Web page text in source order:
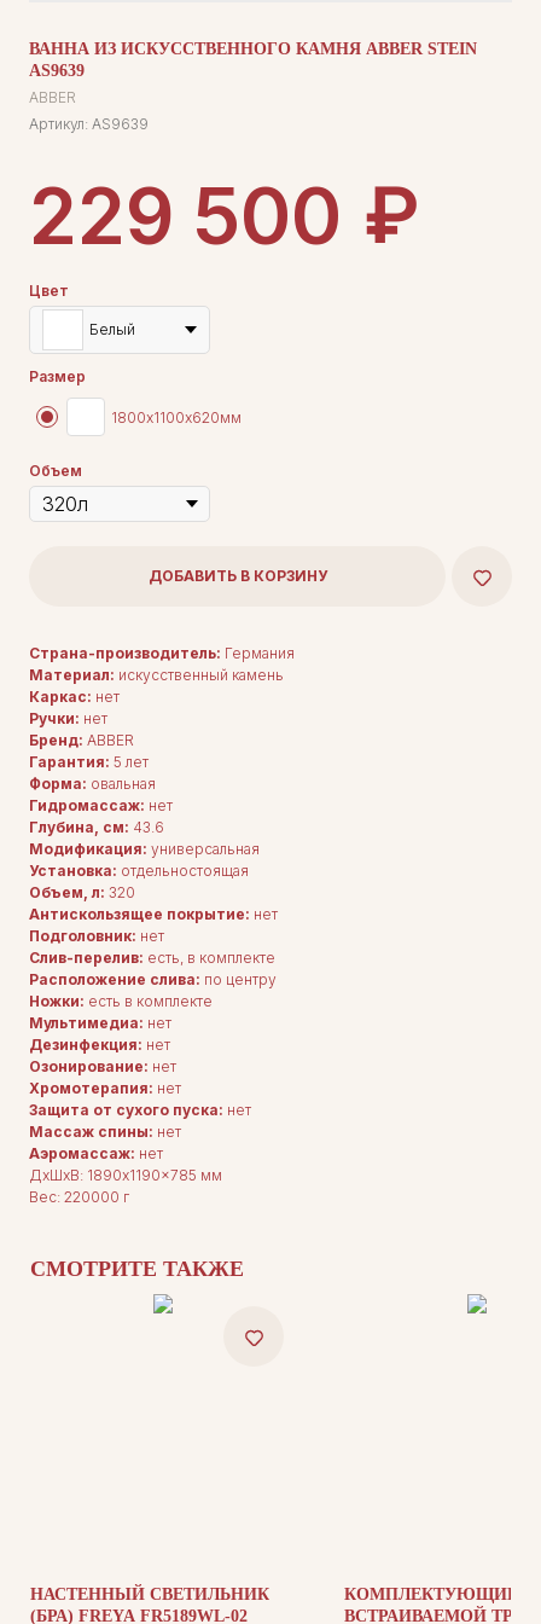
ВАННА ИЗ ИСКУССТВЕННОГО КАМНЯ ABBER STEIN
AS9639
ABBER
Артикул: AS9639
229 500 ₽
Цвет
Белый
Размер
1800х1100х620мм
Объем
ДОБАВИТЬ В КОРЗИНУ
Страна-производитель: Германия
Материал: искусственный камень
Каркас: нет
Ручки: нет
Бренд: ABBER
Гарантия: 5 лет
Форма: овальная
Гидромассаж: нет
Глубина, см: 43.6
Модификация: универсальная
Установка: отдельностоящая
Объем, л: 320
Антискользящее покрытие: нет
Подголовник: нет
Слив-перелив: есть, в комплекте
Расположение слива: по центру
Ножки: есть в комплекте
Мультимедиа: нет
Дезинфекция: нет
Озонирование: нет
Хромотерапия: нет
Защита от сухого пуска: нет
Массаж спины: нет
Аэромассаж: нет
ДxШxВ: 1890x1190x785 мм
Вес: 220000 г
СМОТРИТЕ ТАКЖЕ
НАСТЕННЫЙ СВЕТИЛЬНИК
(БРА) FREYA FR5189WL-02
КОМПЛЕКТУЮЩИЕ
ВСТРАИВАЕМОЙ